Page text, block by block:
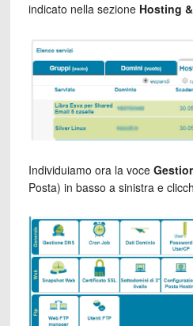
indicato nella sezione Hosting
Individuiamo ora la voce
Posta) in basso a sinistra e